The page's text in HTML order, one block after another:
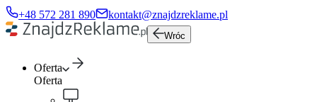
+48 572 281 890 kontakt@znajdzreklame.pl
Wróc
Oferta
Oferta